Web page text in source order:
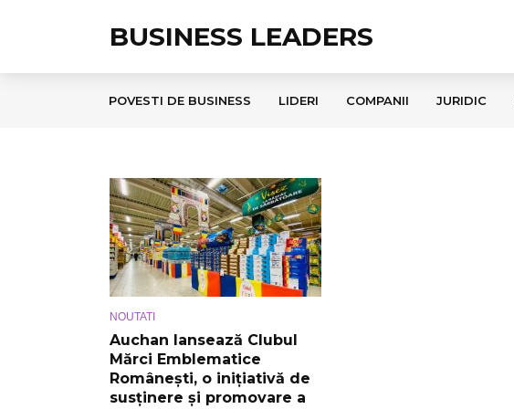
BUSINESS LEADERS
POVESTI DE BUSINESS LIDERI COMPANII JURIDIC
NOUTATI
Auchan lansează Clubul
Mărci Emblematice
Românești, o inițiativă de
susținere și promovare a